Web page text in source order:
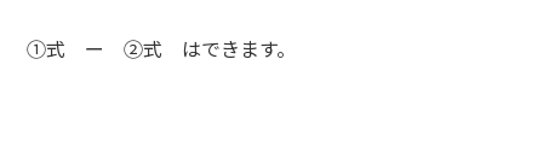
①式 ー ②式 はできます。